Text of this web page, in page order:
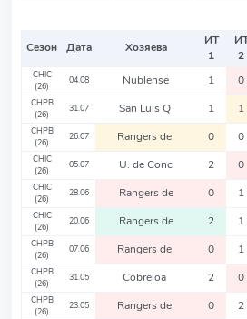
Сезон Дата Хозяева
ИТ
1
2
CHIC
(26)
04.08 Nublense 1 0
CHPB
(26)
31.07 San Luis Q 1 1
CHPB
(26)
26.07 Rangers de 0 0
CHIC
(26)
05.07 U. de Conc 2 0
CHIC
(26)
28.06 Rangers de 0 1
CHIC
(26)
20.06 Rangers de 2 1
CHPB
(26)
07.06 Rangers de 0 1
CHPB
(26)
31.05 Cobreloa 2 0
CHPB
(26)
23.05 Rangers de 0 2